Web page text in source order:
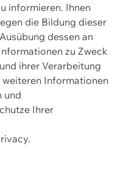
informieren. Ihnen
die Bildung dieser
dessen an
zu Zweck
ihrer Verarbeitung
Informationen
und
Ihrer